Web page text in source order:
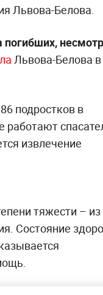
Львова-Белова.
погибших,
Львова-Белова в
подростков в
работают
извлечение
тяжести – из
Состояние